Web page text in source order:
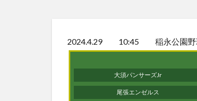
2024.4.29 10:45 稲永公園野
大須パンサーズJr
尾張エンゼルス